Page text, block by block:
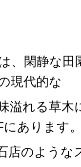
、閑静な
現代的な
溢れる草木
にあります
店のような